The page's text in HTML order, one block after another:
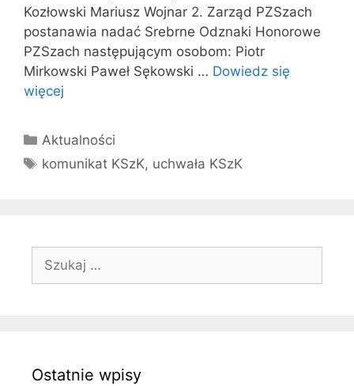
Kozłowski Mariusz Wojnar 2. Zarząd PZSzach
postanawia nadać Srebrne Odznaki Honorowe
PZSzach następującym osobom: Piotr
Mirkowski Paweł Sękowski … Dowiedz się
więcej
Kategorie
Aktualności
Tagi
komunikat KSzK, uchwała KSzK
Ostatnie wpisy